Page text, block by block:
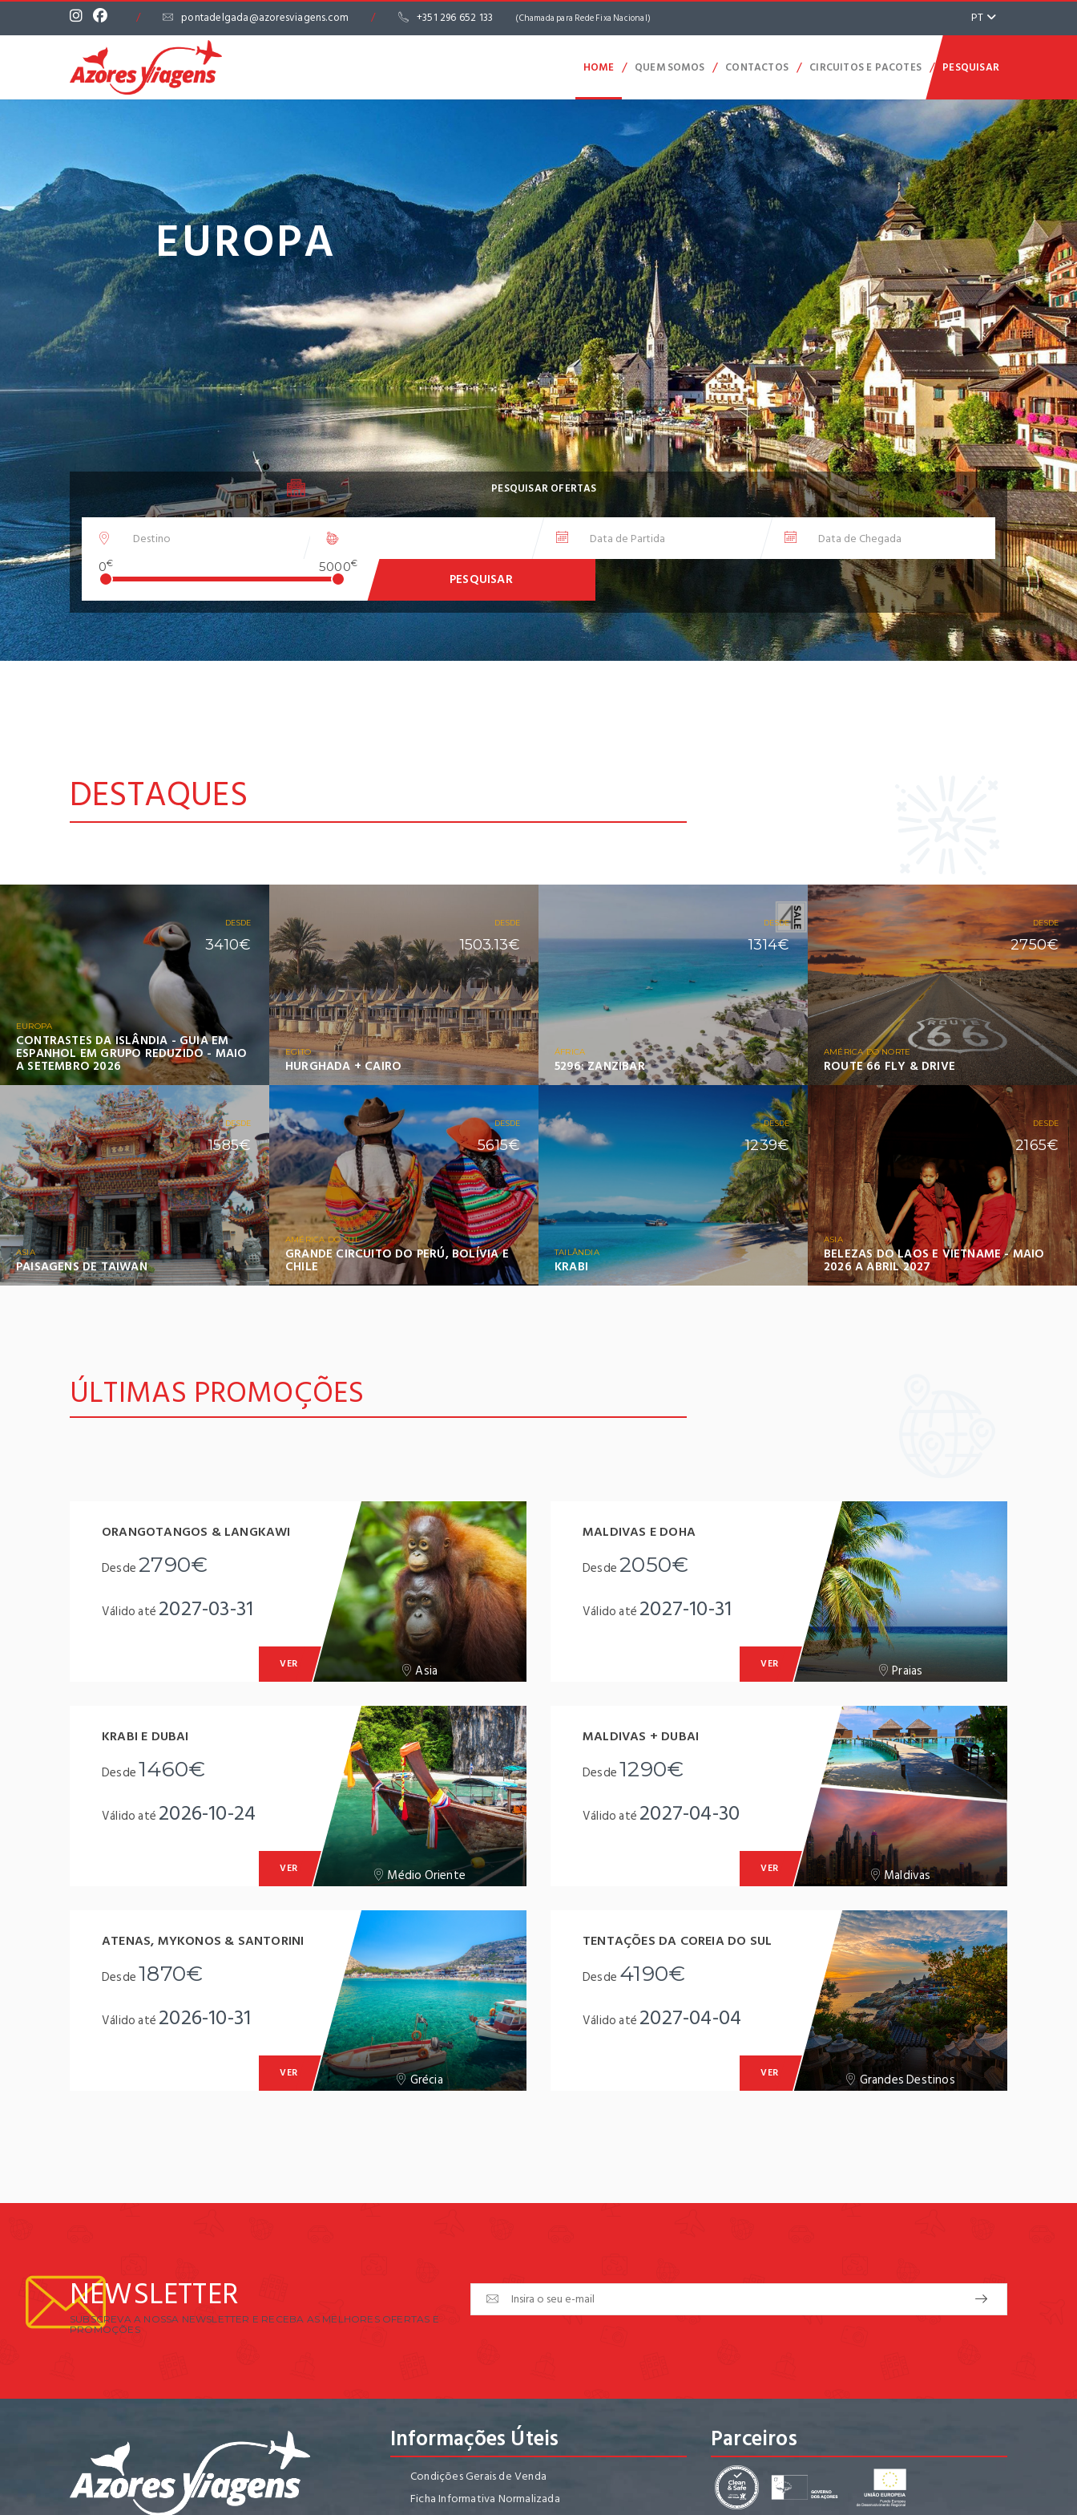
/ pontadelgada@azoresviagens.com / +351 296 652 133 (Chamada para Rede Fixa Nacional) PT
HOME / QUEM SOMOS / CONTACTOS / CIRCUITOS E PACOTES / PESQUISAR
EUROPA
PESQUISAR OFERTAS
0€ 5000€
PESQUISAR
DESTAQUES
DESDE
3410€
EUROPA
CONTRASTES DA ISLÂNDIA - GUIA EM
ESPANHOL EM GRUPO REDUZIDO - MAIO
A SETEMBRO 2026
DESDE
1503.13€
EGITO
HURGHADA + CAIRO
DESDE
1314€
ÁFRICA
5296: ZANZIBAR
DESDE
2750€
AMÉRICA DO NORTE
ROUTE 66 FLY & DRIVE
DESDE
1585€
ASIA
PAISAGENS DE TAIWAN
DESDE
5615€
AMÉRICA DO SUL
GRANDE CIRCUITO DO PERÚ, BOLÍVIA E
CHILE
DESDE
1239€
TAILÂNDIA
KRABI
DESDE
2165€
ASIA
BELEZAS DO LAOS E VIETNAME - MAIO
2026 A ABRIL 2027
ÚLTIMAS PROMOÇÕES
Asia
ORANGOTANGOS & LANGKAWI
Desde2790€
Válido até 2027-03-31
VER Praias
MALDIVAS E DOHA
Desde2050€
Válido até 2027-10-31
VER
Médio Oriente
KRABI E DUBAI
Desde1460€
Válido até 2026-10-24
VER Maldivas
MALDIVAS + DUBAI
Desde1290€
Válido até 2027-04-30
VER
Grécia
ATENAS, MYKONOS & SANTORINI
Desde1870€
Válido até 2026-10-31
VER Grandes Destinos
TENTAÇÕES DA COREIA DO SUL
Desde 4190€
Válido até 2027-04-04
VER
NEWSLETTER
SUBSCREVA A NOSSA NEWSLETTER E RECEBA AS MELHORES OFERTAS E
PROMOÇÕES
Informações Úteis
Condições Gerais de Venda
Ficha Informativa Normalizada
Parceiros